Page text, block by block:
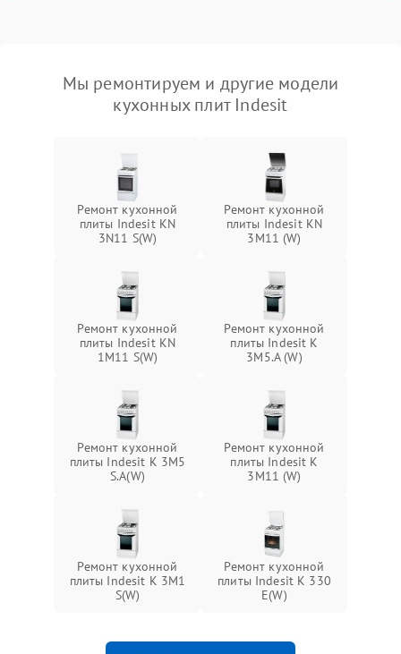
Мы ремонтируем и другие модели
кухонных плит Indesit
Ремонт кухонной
плиты Indesit KN
3N11 S(W)
Ремонт кухонной
плиты Indesit KN
3M11 (W)
Ремонт кухонной
плиты Indesit KN
1M11 S(W)
Ремонт кухонной
плиты Indesit K
3M5.A (W)
Ремонт кухонной
плиты Indesit K 3M5
S.A(W)
Ремонт кухонной
плиты Indesit K
3M11 (W)
Ремонт кухонной
плиты Indesit K 3M1
S(W)
Ремонт кухонной
плиты Indesit K 330
E(W)